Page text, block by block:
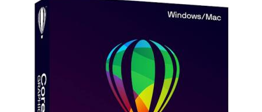
Софт
редактор
графического